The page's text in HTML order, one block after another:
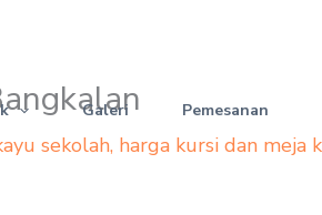
Galeri Pemesanan
sekolah, harga kursi dan meja